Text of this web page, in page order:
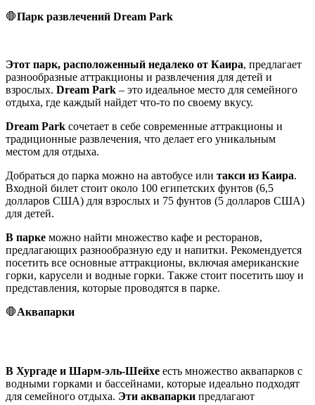
🛑Парк развлечений Dream Park
Этот парк, расположенный недалеко от Каира, предлагает
разнообразные аттракционы и развлечения для детей и
взрослых. Dream Park – это идеальное место для семейного
отдыха, где каждый найдет что-то по своему вкусу.
Dream Park сочетает в себе современные аттракционы и
традиционные развлечения, что делает его уникальным
местом для отдыха.
Добраться до парка можно на автобусе или такси из Каира.
Входной билет стоит около 100 египетских фунтов (6,5
долларов США) для взрослых и 75 фунтов (5 долларов США)
для детей.
В парке можно найти множество кафе и ресторанов,
предлагающих разнообразную еду и напитки. Рекомендуется
посетить все основные аттракционы, включая американские
горки, карусели и водные горки. Также стоит посетить шоу и
представления, которые проводятся в парке.
🛑Аквапарки
В Хургаде и Шарм-эль-Шейхе есть множество аквапарков с
водными горками и бассейнами, которые идеально подходят
для семейного отдыха. Эти аквапарки предлагают